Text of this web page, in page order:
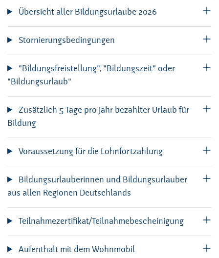
Übersicht aller Bildungsurlaube 2026
Stornierungsbedingungen
"Bildungsfreistellung", "Bildungszeit" oder
"Bildungsurlaub"
Zusätzlich 5 Tage pro Jahr bezahlter Urlaub für
Bildung
Voraussetzung für die Lohnfortzahlung
Bildungsurlauberinnen und Bildungsurlauber
aus allen Regionen Deutschlands
Teilnahmezertifikat/Teilnahmebescheinigung
Aufenthalt mit dem Wohnmobil